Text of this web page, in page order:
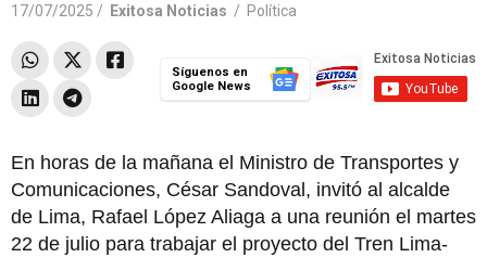
17/07/2025 / Exitosa Noticias / Política
Síguenos en
Google News
En horas de la mañana el Ministro de Transportes y
Comunicaciones, César Sandoval, invitó al alcalde
de Lima, Rafael López Aliaga a una reunión el martes
22 de julio para trabajar el proyecto del Tren Lima-